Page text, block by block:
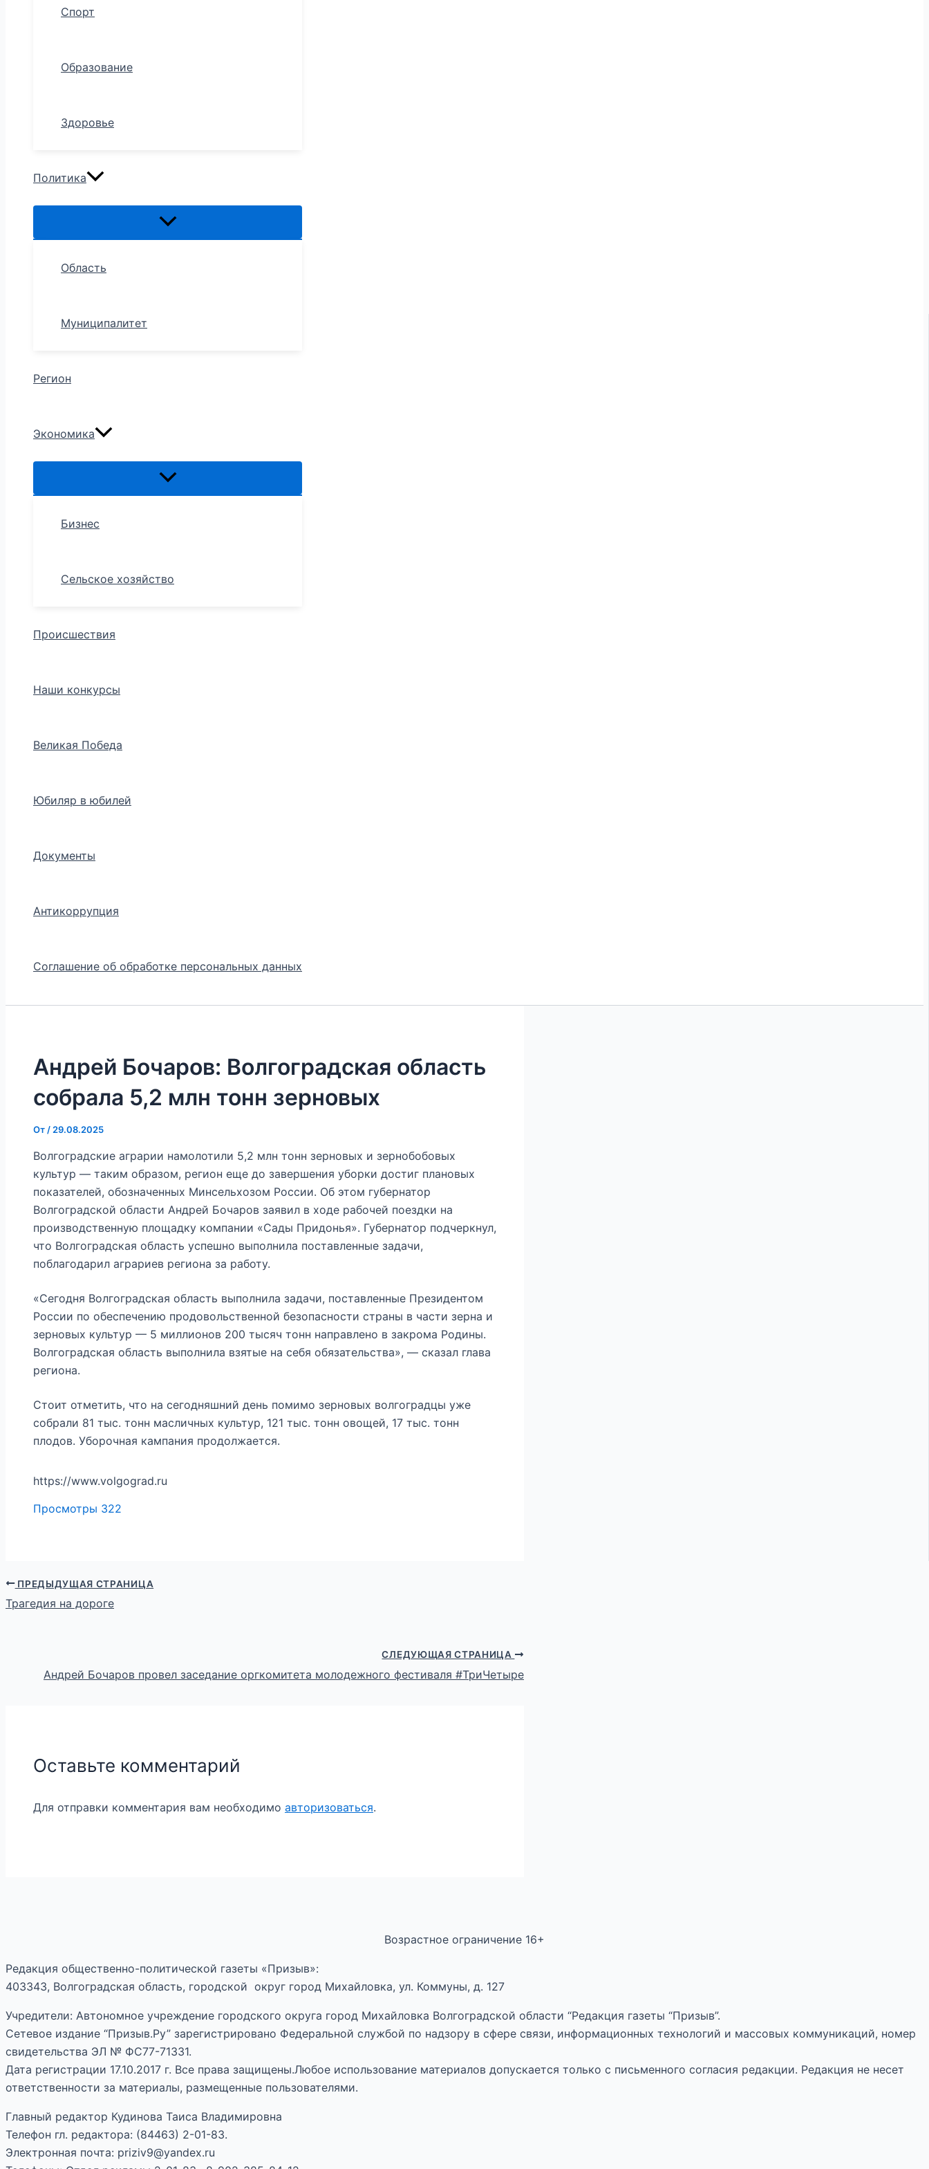
Спорт
Образование
Здоровье
Политика
Область
Муниципалитет
Регион
Экономика
Бизнес
Сельское хозяйство
Происшествия
Наши конкурсы
Великая Победа
Юбиляр в юбилей
Документы
Антикоррупция
Соглашение об обработке персональных данных
Андрей Бочаров: Волгоградская область
собрала 5,2 млн тонн зерновых
От / 29.08.2025
Волгоградские аграрии намолотили 5,2 млн тонн зерновых и зернобобовых
культур — таким образом, регион еще до завершения уборки достиг плановых
показателей, обозначенных Минсельхозом России. Об этом губернатор
Волгоградской области Андрей Бочаров заявил в ходе рабочей поездки на
производственную площадку компании «Сады Придонья». Губернатор подчеркнул,
что Волгоградская область успешно выполнила поставленные задачи,
поблагодарил аграриев региона за работу.
«Сегодня Волгоградская область выполнила задачи, поставленные Президентом
России по обеспечению продовольственной безопасности страны в части зерна и
зерновых культур — 5 миллионов 200 тысяч тонн направлено в закрома Родины.
Волгоградская область выполнила взятые на себя обязательства», — сказал глава
региона.
Стоит отметить, что на сегодняшний день помимо зерновых волгоградцы уже
собрали 81 тыс. тонн масличных культур, 121 тыс. тонн овощей, 17 тыс. тонн
плодов. Уборочная кампания продолжается.
https://www.volgograd.ru
Просмотры 322
ПРЕДЫДУЩАЯ СТРАНИЦА
Трагедия на дороге
СЛЕДУЮЩАЯ СТРАНИЦА
Андрей Бочаров провел заседание оргкомитета молодежного фестиваля #ТриЧетыре
Оставьте комментарий
Для отправки комментария вам необходимо авторизоваться.
Возрастное ограничение 16+
Редакция общественно-политической газеты «Призыв»:
403343, Волгоградская область, городской округ город Михайловка, ул. Коммуны, д. 127
Учредители: Автономное учреждение городского округа город Михайловка Волгоградской области “Редакция газеты “Призыв”.
Сетевое издание “Призыв.Ру” зарегистрировано Федеральной службой по надзору в сфере связи, информационных технологий и массовых коммуникаций, номер
свидетельства ЭЛ № ФС77-71331.
Дата регистрации 17.10.2017 г. Все права защищены.Любое использование материалов допускается только с письменного согласия редакции. Редакция не несет
ответственности за материалы, размещенные пользователями.
Главный редактор Кудинова Таиса Владимировна
Телефон гл. редактора: (84463) 2-01-83.
Электронная почта: priziv9@yandex.ru